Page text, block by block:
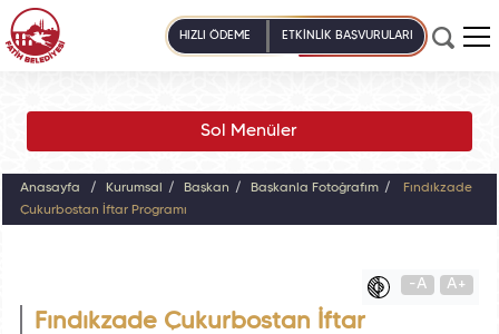
HIZLI ÖDEME ETKİNLİK BAŞVURULARI
Sol Menüler
Anasayfa Kurumsal Başkan Başkanla Fotoğrafım
Fındıkzade
Çukurbostan İftar Programı
-A A+
Fındıkzade Çukurbostan İftar